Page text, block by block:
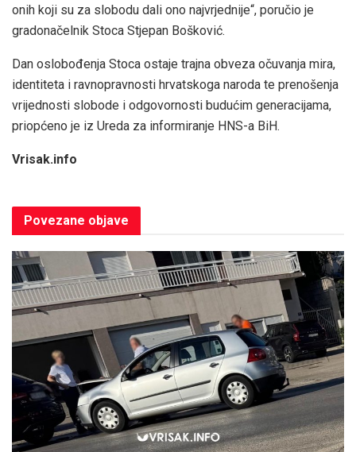
onih koji su za slobodu dali ono najvrjednije“, poručio je
gradonačelnik Stoca Stjepan Bošković.
Dan oslobođenja Stoca ostaje trajna obveza očuvanja mira,
identiteta i ravnopravnosti hrvatskoga naroda te prenošenja
vrijednosti slobode i odgovornosti budućim generacijama,
priopćeno je iz Ureda za informiranje HNS-a BiH.
Vrisak.info
Povezane objave